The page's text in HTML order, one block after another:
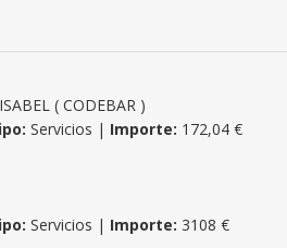
( CODEBAR )
Servicios | Importe: 172,04 €
Servicios | Importe: 3108 €